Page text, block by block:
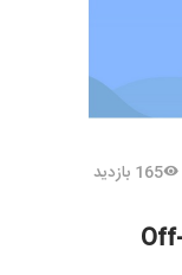
165 بازدید